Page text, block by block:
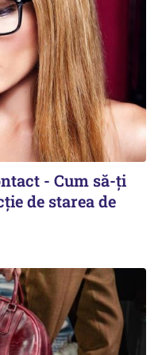
- Cum să-ți
de starea de